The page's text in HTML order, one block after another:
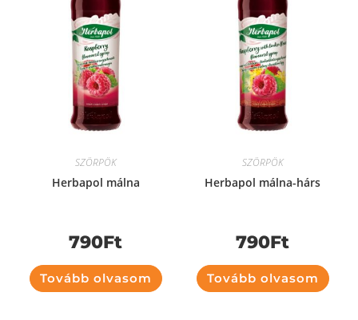
SZÖRPÖK
Herbapol málna
790Ft
Tovább olvasom
SZÖRPÖK
Herbapol málna-hárs
790Ft
Tovább olvasom